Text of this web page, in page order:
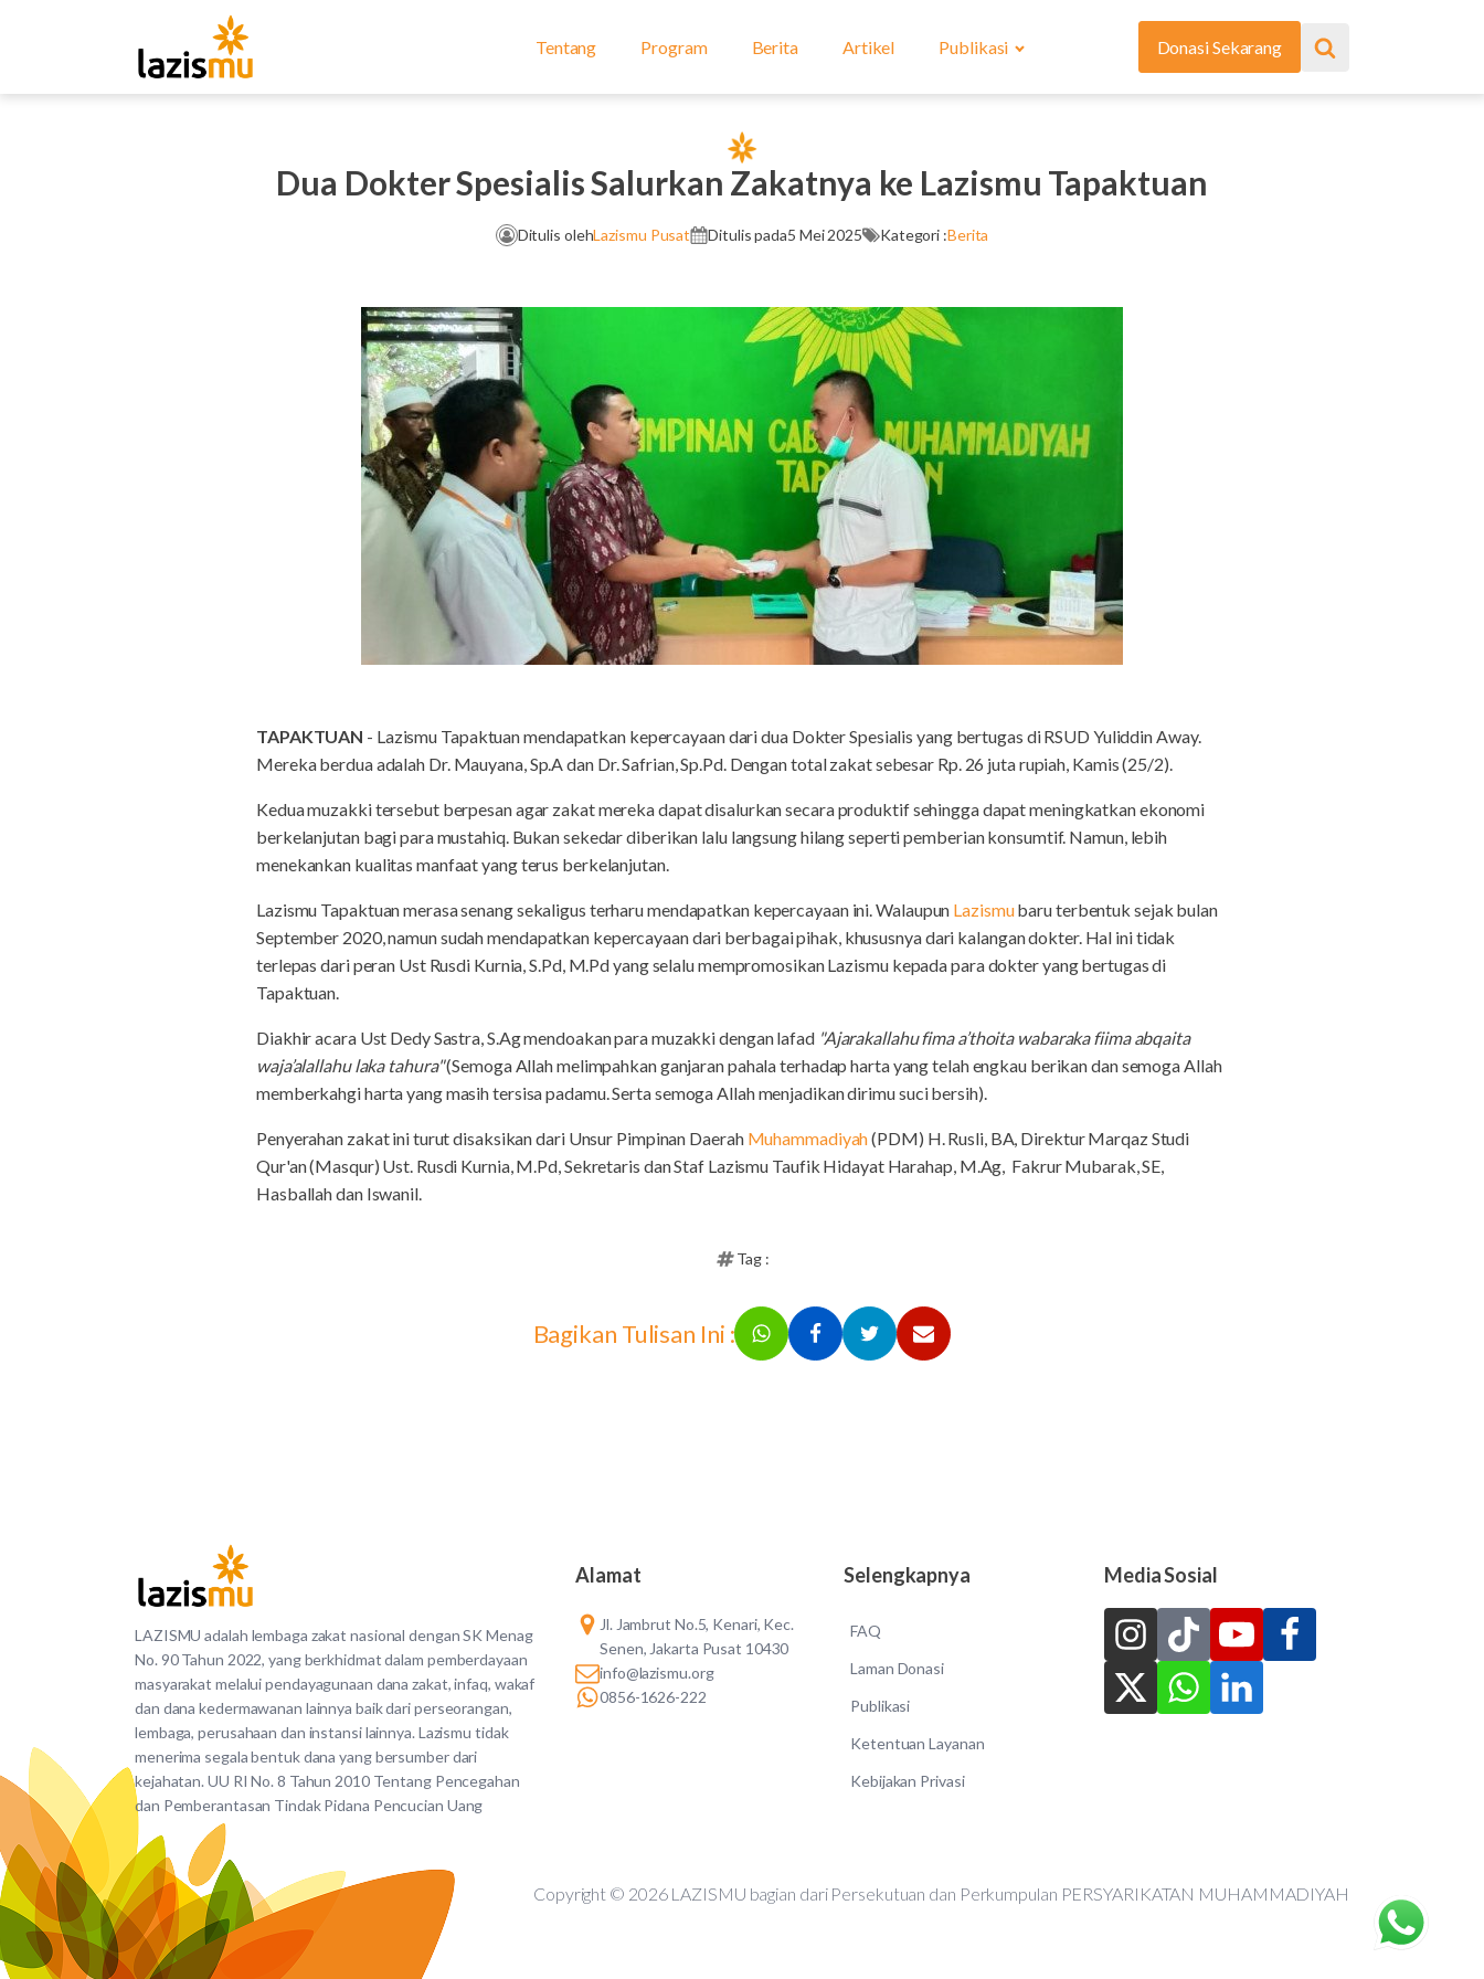
Tentang Program Berita Artikel Publikasi Donasi Sekarang
Dua Dokter Spesialis Salurkan Zakatnya ke Lazismu Tapaktuan
Ditulis olehLazismu Pusat Ditulis pada5 Mei 2025 Kategori :Berita
TAPAKTUAN - Lazismu Tapaktuan mendapatkan kepercayaan dari dua Dokter Spesialis yang bertugas di RSUD Yuliddin Away.
Mereka berdua adalah Dr. Mauyana, Sp.A dan Dr. Safrian, Sp.Pd. Dengan total zakat sebesar Rp. 26 juta rupiah, Kamis (25/2).
Kedua muzakki tersebut berpesan agar zakat mereka dapat disalurkan secara produktif sehingga dapat meningkatkan ekonomi
berkelanjutan bagi para mustahiq. Bukan sekedar diberikan lalu langsung hilang seperti pemberian konsumtif. Namun, lebih
menekankan kualitas manfaat yang terus berkelanjutan.
Lazismu Tapaktuan merasa senang sekaligus terharu mendapatkan kepercayaan ini. Walaupun Lazismubaru terbentuk sejak bulan
September 2020, namun sudah mendapatkan kepercayaan dari berbagai pihak, khususnya dari kalangan dokter. Hal ini tidak
terlepas dari peran Ust Rusdi Kurnia, S.Pd, M.Pd yang selalu mempromosikan Lazismu kepada para dokter yang bertugas di
Tapaktuan.
Diakhir acara Ust Dedy Sastra, S.Ag mendoakan para muzakki dengan lafad"Ajarakallahu fima a’thoita wabaraka fiima abqaita
waja’alallahu laka tahura"(Semoga Allah melimpahkan ganjaran pahala terhadap harta yang telah engkau berikan dan semoga Allah
memberkahgi harta yang masih tersisa padamu. Serta semoga Allah menjadikan dirimu suci bersih).
Penyerahan zakat ini turut disaksikan dari Unsur Pimpinan Daerah Muhammadiyah(PDM) H. Rusli, BA, Direktur Marqaz Studi
Qur'an (Masqur) Ust. Rusdi Kurnia, M.Pd, Sekretaris dan Staf Lazismu Taufik Hidayat Harahap, M.Ag, Fakrur Mubarak, SE,
Hasballah dan Iswanil.
Tag :
Bagikan Tulisan Ini :
LAZISMU adalah lembaga zakat nasional dengan SK Menag
No. 90 Tahun 2022, yang berkhidmat dalam pemberdayaan
masyarakat melalui pendayagunaan dana zakat, infaq, wakaf
dan dana kedermawanan lainnya baik dari perseorangan,
lembaga, perusahaan dan instansi lainnya. Lazismu tidak
menerima segala bentuk dana yang bersumber dari
kejahatan. UU RI No. 8 Tahun 2010 Tentang Pencegahan
dan Pemberantasan Tindak Pidana Pencucian Uang
Alamat
Jl. Jambrut No.5, Kenari, Kec.
Senen, Jakarta Pusat 10430
info@lazismu.org
0856-1626-222
Selengkapnya
FAQ
Laman Donasi
Publikasi
Ketentuan Layanan
Kebijakan Privasi
Media Sosial
Copyright © 2026 LAZISMU bagian dari Persekutuan dan Perkumpulan PERSYARIKATAN MUHAMMADIYAH